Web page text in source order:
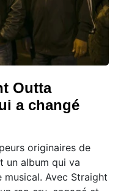
Outta
a changé
originaires de
un album qui va
musical. Avec Straight